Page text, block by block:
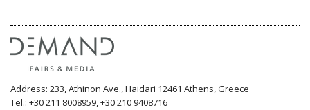
Address: 233, Athinon Ave., Haidari 12461 Athens, Greece
Tel.: +30 211 8008959, +30 210 9408716